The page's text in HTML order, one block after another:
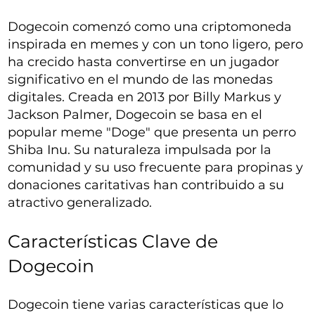
Dogecoin comenzó como una criptomoneda
inspirada en memes y con un tono ligero, pero
ha crecido hasta convertirse en un jugador
significativo en el mundo de las monedas
digitales. Creada en 2013 por Billy Markus y
Jackson Palmer, Dogecoin se basa en el
popular meme "Doge" que presenta un perro
Shiba Inu. Su naturaleza impulsada por la
comunidad y su uso frecuente para propinas y
donaciones caritativas han contribuido a su
atractivo generalizado.
Características Clave de
Dogecoin
Dogecoin tiene varias características que lo